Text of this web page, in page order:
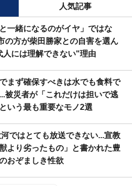
人気記事
と一緒になるのがイヤ」ではな
の方が柴田勝家との自害を選ん
人には理解できない"理由
まず確保すべきは水でも食料で
被災者が「これだけは担いで逃
いう最も重要なモノ2選
ではとても放送できない...宣教
より劣ったもの」と書かれた豊
おぞましき性欲